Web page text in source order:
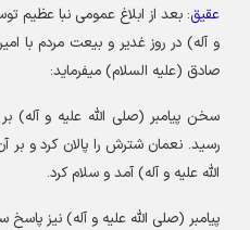
عقیق:بعد از ابلاغ عمومی نبا عظیم
و آله) در روز غدیر و بیعت مردم با
صادق (علیه السلام) میفرماید:
سخن پیامبر (صلی الله علیه و آله) بر
رسید. نعمان شترش را پالان کرد و بر
الله علیه و آله) آمد و سلام کرد.
پیامبر (صلی الله علیه و آله) نیز